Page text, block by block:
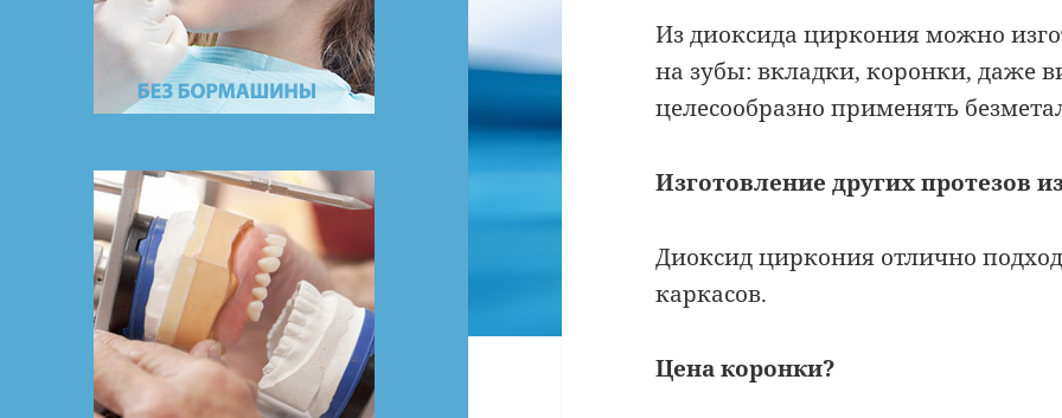
Из диоксида циркония можно
на зубы: вкладки, коронки, даже
целесообразно применять
Изготовление других протезов
Диоксид циркония отлично
каркасов.
Цена коронки?